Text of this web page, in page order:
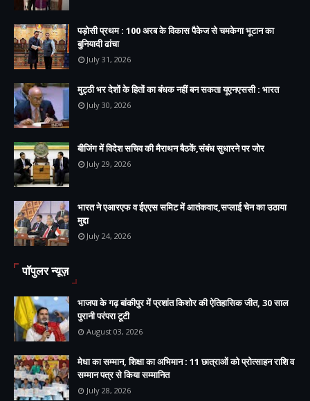
पड़ोसी प्रथम : 100 अरब के विकास पैकेज से चमकेगा भूटान का
बुनियादी ढांचा
July 31, 2026
मुट्ठी भर देशों के हितों का बंधक नहीं बन सकता यूएनएससी : भारत
July 30, 2026
बीजिंग में विदेश सचिव की मैराथन बैठकें,संबंध सुधारने पर जोर
July 29, 2026
भारत ने एआरएफ व ईएएस समिट में आतंकवाद,सप्लाई चेन का उठाया
मुद्दा
July 24, 2026
पॉपुलर न्यूज़
भाजपा के गढ़ बांकीपुर में प्रशांत किशोर की ऐतिहासिक जीत, 30 साल
पुरानी परंपरा टूटी
August 03, 2026
मेधा का सम्मान, शिक्षा का अभिमान : 11 छात्राओं को प्रोत्साहन राशि व
सम्मान पत्र से किया सम्मानित
July 28, 2026